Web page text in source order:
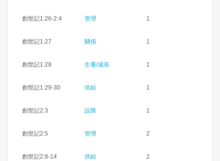
創世記1:26-2:4 管理 1
創世記1:27 關係 1
創世記1:28 生養/成長 1
創世記1:29-30 供給 1
創世記2:3 設限 1
創世記2:5 管理 2
創世記2:8-14 供給 2